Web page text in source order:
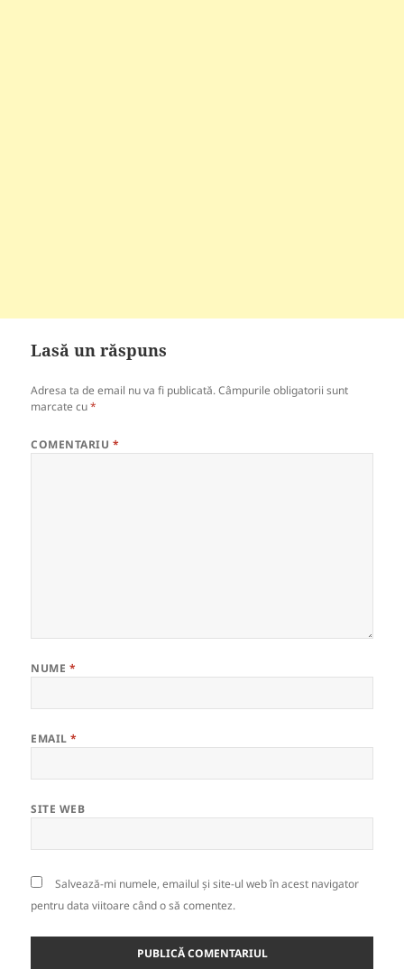
Lasă un răspuns
Adresa ta de email nu va fi publicată. Câmpurile obligatorii sunt
marcate cu*
COMENTARIU *
NUME *
EMAIL*
SITE WEB
Salvează-mi numele, emailul și site-ul web în acest navigator
pentru data viitoare când o să comentez.